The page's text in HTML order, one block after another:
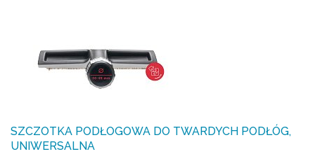
SZCZOTKA PODŁOGOWA DO TWARDYCH PODŁÓG,
UNIWERSALNA